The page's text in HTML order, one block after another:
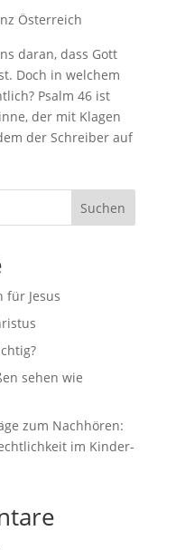
Österreich
daran, dass Gott
Doch in welchem
Psalm 46 ist
der mit Klagen
der Schreiber auf
Suchen
für Jesus
sehen wie
zum Nachhören:
im Kinder-